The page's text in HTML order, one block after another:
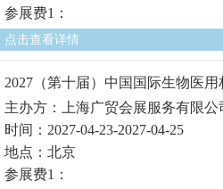
参展费1：
点击查看详情
2027（第十届）中国国际生物医
主办方：上海广贸会展服务有限公
时间：2027-04-23-2027-04-25
地点：北京
参展费1：